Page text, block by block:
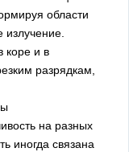
области
излучение.
коре и в
разрядкам,
на разных
иногда связана